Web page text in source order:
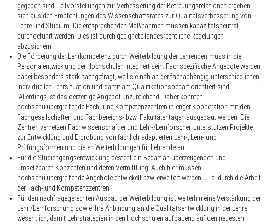
gegeben sind. Leitvorstellungen zur Verbesserung der Betreuungsrelationen ergeben
sich aus den Empfehlungen des Wissenschaftsrates zur Qualitätsverbesserung von
Lehre und Studium. Die entsprechenden Maßnahmen müssen kapazitätsneutral
durchgeführt werden. Dies ist durch geeignete landesrechtliche Regelungen
abzusichern.
Die Förderung der Lehrkompetenz durch Weiterbildung der Lehrenden muss in die
Personalentwicklung der Hochschulen integriert sein. Fachspezifische Angebotewerden
dabei besonders stark nachgefragt, weil sie nah an der fachabhängig unterschiedlichen,
individuellen Lehrsituation und damit am Qualifikationsbedarf orientiert sind.
Allerdings ist das derzeitige Angebot unzureichend. Daher könnten
hochschulübergreifende Fach- und Kompetenzzentren in enger Kooperation mit den
Fachgesellschaften und Fachbereichs- bzw. Fakultätentagen ausgebaut werden. Die
Zentren vernetzen Fachwissenschaftler und Lehr-/Lernforscher, unterstützen Projekte
zur Entwicklung und Erprobung von fachlich adaptierten Lehr-, Lern- und
Prüfungsformen und bieten Weiterbildungen für Lehrende an.
Für die Studiengangs­entwicklung besteht ein Bedarf an überzeugenden und
umsetzbaren Konzepten und deren Vermittlung. Auch hier müssen
hochschulübergreifende Angebote entwickelt bzw. erweitert werden, u. a. durch die Arbeit
der Fach- und Kompetenzzentren.
Für den nachfragegerechten Ausbau der Weiterbildung ist weiterhin eineVerstärkung der
Lehr /Lernforschung sowie ihreAnbindung an die Qualitätsentwicklung in der Lehre
wesentlich, damit Lehrstrategien in den Hochschulen aufbauend auf den neuesten